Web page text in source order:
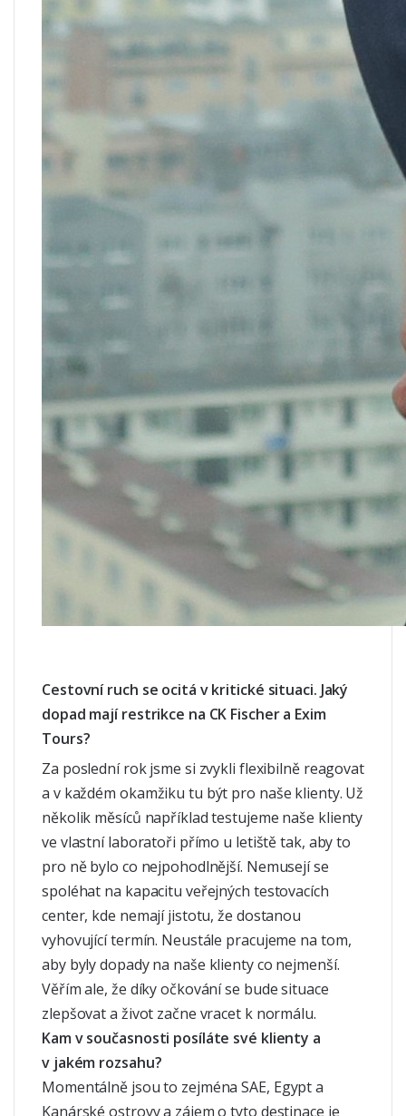
Cestovní ruch se ocitá v kritické situaci. Jaký
dopad mají restrikce na CK Fischer a Exim
Tours?
Za poslední rok jsme si zvykli flexibilně reagovat
a v každém okamžiku tu být pro naše klienty. Už
několik měsíců například testujeme naše klienty
ve vlastní laboratoři přímo u letiště tak, aby to
pro ně bylo co nejpohodlnější. Nemusejí se
spoléhat na kapacitu veřejných testovacích
center, kde nemají jistotu, že dostanou
vyhovující termín. Neustále pracujeme na tom,
aby byly dopady na naše klienty co nejmenší.
Věřím ale, že díky očkování se bude situace
zlepšovat a život začne vracet k normálu.
Kam v současnosti posíláte své klienty a
v jakém rozsahu?
Momentálně jsou to zejména SAE, Egypt a
Kanárské ostrovy a zájem o tyto destinace je